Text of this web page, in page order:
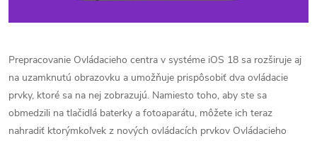
Prepracovanie Ovládacieho centra v systéme iOS 18 sa rozširuje aj
na uzamknutú obrazovku a umožňuje prispôsobiť dva ovládacie
prvky, ktoré sa na nej zobrazujú. Namiesto toho, aby ste sa
obmedzili na tlačidlá baterky a fotoaparátu, môžete ich teraz
nahradiť ktorýmkoľvek z nových ovládacích prvkov Ovládacieho